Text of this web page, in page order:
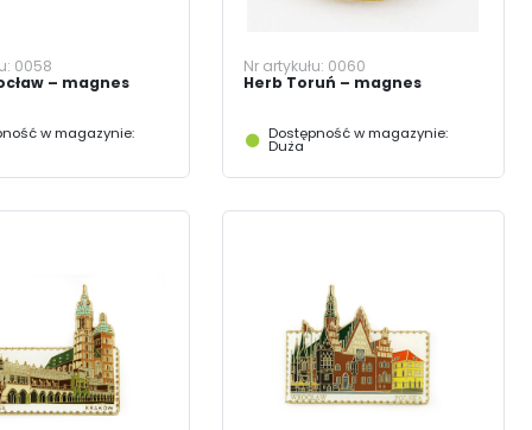
0058
– magnes
w magazynie:
Nr artykułu: 0060
Herb Toruń – magnes
Dostępność w magazynie:
Duża